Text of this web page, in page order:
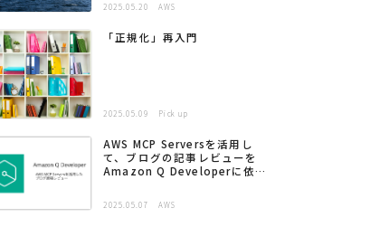
2025.05.20 AWS
「正規化」再入門
2025.05.09 Pick up
AWS MCP Serversを活用し
て、ブログの記事レビューを
Amazon Q Developerに依頼
2025.05.07 AWS